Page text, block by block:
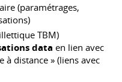
(paramétrages,
TBM)
data en lien avec
à distance » (liens avec